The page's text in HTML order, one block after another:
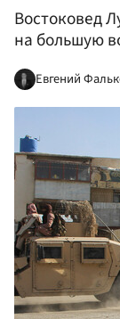
Востоковед
на большую
Евгений